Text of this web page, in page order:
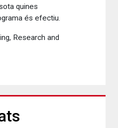
quines
és efectiu.
Research and